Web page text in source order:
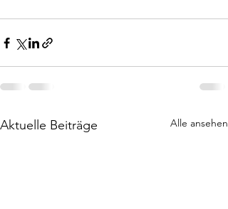
Aktuelle Beiträge Alle ansehen